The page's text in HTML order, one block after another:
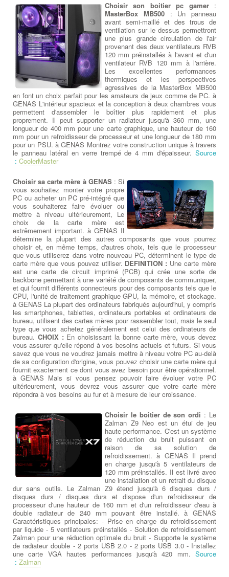
Choisir son boitier pc gamer:
MasterBox MB500: Un panneau
avant semi-maillé et des trous de
ventilation sur le dessus permettront
une plus grande circulation de l'air
provenant des deux ventilateurs RVB
120 mm préinstallés à l'avant et d'un
ventilateur RVB 120 mm à l'arrière.
Les excellentes performances
thermiques et les perspectives
agressives de la MasterBox MB500
en font un choix parfait pour les amateurs de jeux comme de PC. à
GENAS L'intérieur spacieux et la conception à deux chambres vous
permettent d'assembler le boîtier plus rapidement et plus
proprement. Il peut supporter un radiateur jusqu'à 360 mm, une
longueur de 400 mm pour une carte graphique, une hauteur de 160
mm pour un refroidisseur de processeur et une longueur de 180 mm
pour un PSU. à GENAS Montrez votre construction unique à travers
le panneau latéral en verre trempé de 4 mm d'épaisseur. Source
: CoolerMaster
Choisir sa carte mère à GENAS: Si
vous souhaitez monter votre propre
PC ou acheter un PC pré-intégré que
vous souhaiterez faire évoluer ou
mettre à niveau ultérieurement, Le
choix de la carte mère est
extrêmement important. à GENAS Il
détermine la plupart des autres composants que vous pourrez
choisir et, en même temps, d'autres choix, tels que le processeur
que vous utiliserez dans votre nouveau PC, déterminent le type de
carte mère que vous pouvez utiliser. DEFINITION : Une carte mère
est une carte de circuit imprimé (PCB) qui crée une sorte de
backbone permettant à une variété de composants de communiquer,
et qui fournit différents connecteurs pour des composants tels que le
CPU, l'unité de traitement graphique GPU, la mémoire, et stockage.
à GENAS La plupart des ordinateurs fabriqués aujourd'hui, y compris
les smartphones, tablettes, ordinateurs portables et ordinateurs de
bureau, utilisent des cartes mères pour rassembler tout, mais le seul
type que vous achetez généralement est celui des ordinateurs de
bureau. CHOIX : En choisissant la bonne carte mère, vous devez
vous assurer qu'elle répond à vos besoins actuels et futurs. Si vous
savez que vous ne voudrez jamais mettre à niveau votre PC au-delà
de sa configuration d'origine, vous pouvez choisir une carte mère qui
fournit exactement ce dont vous avez besoin pour être opérationnel.
à GENAS Mais si vous pensez pouvoir faire évoluer votre PC
ultérieurement, vous devrez vous assurer que votre carte mère
répondra à vos besoins au fur et à mesure de leur croissance.
Choisir le boitier de son ordi : Le
Zalman Z9 Neo est un étui de jeu
haute performance. C'est un système
de réduction du bruit puissant en
raison de sa solution de
refroidissement. à GENAS Il prend
en charge jusqu'à 5 ventilateurs de
120 mm préinstallés. Il est livré avec
une installation et un retrait du disque
dur sans outils. Le Zalman Z9 étend jusqu'à 6 disques durs /
disques durs / disques durs et dispose d'un refroidisseur de
processeur d'une hauteur de 160 mm et d'un refroidisseur d'eau à
double radiateur de 240 mm pouvant être installé. à GENAS
Caractéristiques principales: - Prise en charge du refroidissement
par liquide - 5 ventilateurs préinstallés - Solution de refroidissement
Zalman pour une réduction optimale du bruit - Supporte le système
de radiateur double - 2 ports USB 2.0 - 2 ports USB 3.0 - Installez
une carte VGA hautes performances jusqu'à 420 mm. Source
: Zalman